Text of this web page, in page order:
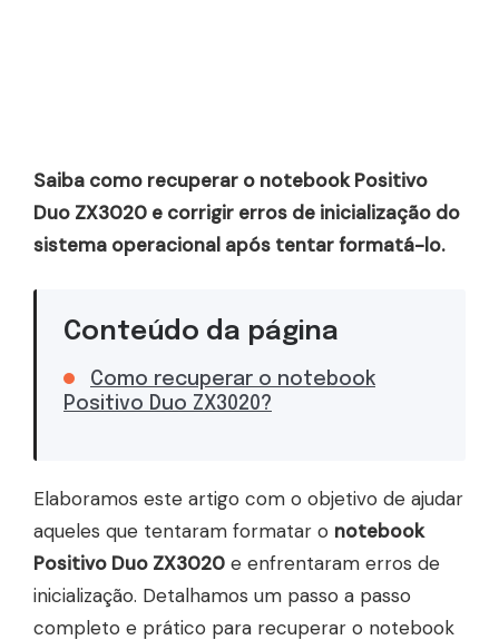
Saiba como recuperar o notebook Positivo
Duo ZX3020 e corrigir erros de inicialização do
sistema operacional após tentar formatá-lo.
Conteúdo da página
Como recuperar o notebook
Positivo Duo ZX3020?
Elaboramos este artigo com o objetivo de ajudar
aqueles que tentaram formatar o notebook
Positivo Duo ZX3020 e enfrentaram erros de
inicialização. Detalhamos um passo a passo
completo e prático para recuperar o notebook